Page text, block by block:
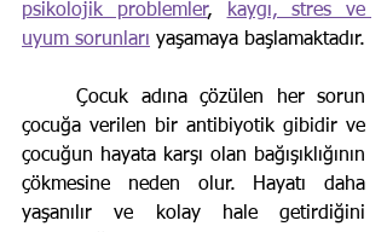
psikolojik problemler,
kaygı, stres ve
uyum sorunları yaşamaya başlamaktadır.
	Çocuk adına çözülen her sorun
çocuğa verilen bir antibiyotik gibidir ve
çocuğun hayata karşı olan bağışıklığının
çökmesine neden olur. Hayatı daha
yaşanılır ve kolay hale getirdiğini